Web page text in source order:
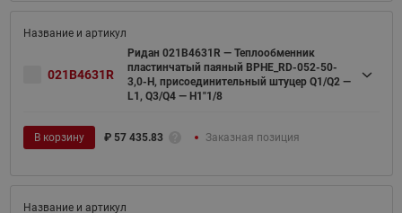
021B4631R
Ридан 021B4631R — Теплообменник
пластинчатый паяный BPHE_RD-052-50-
3,0-H, присоединительный штуцер Q1/Q2 —
L1, Q3/Q4 — H1"1/8
В корзину ₽ 57 435.83 Заказная позиция